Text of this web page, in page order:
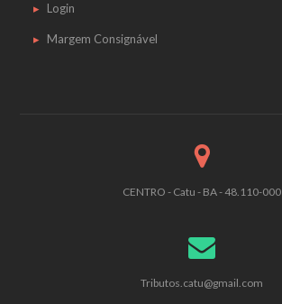
Login
Margem Consignável
CENTRO - Catu - BA - 48.110-000
Tributos.catu@gmail.com